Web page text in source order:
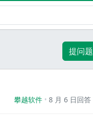
提问题
攀越软件 8 月 6 日回答